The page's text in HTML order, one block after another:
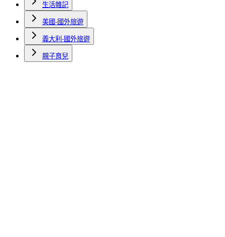
生活雜記
美國-國外旅遊
義大利-國外旅遊
親子育兒